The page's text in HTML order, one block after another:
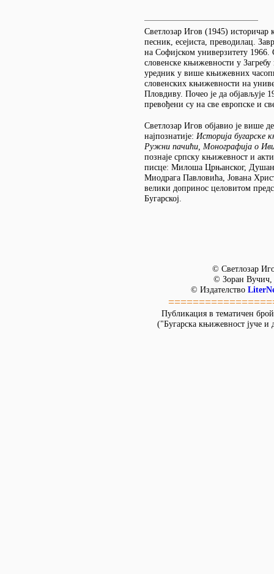
Светлозар Игов (1945)
песник, есејиста, преводилац.
на Софијском универзитету 1966.
словенске књижевности у Загребу
уредник у више књижевних
словенских књижевности на
Пловдиву. Почео је да објављује
превођени су на све европске и
Светлозар Игов објавио је више
најпознатије: Историја бугарске
Ружни пачићи, Монографија о
познаје српску књижевност и
писце: Милоша Црњанског,
Миодрага Павловића, Јована
велики допринос целовитом
Бугарској.
© Светлозар
© Зоран Вучич,
© Издателство
Публикация в тематичен
("Бугарска књижевност јуче и